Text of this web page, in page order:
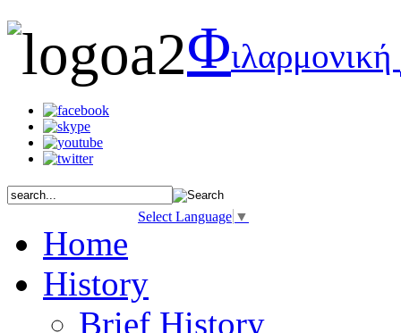
Φιλαρμονική
Select Language ▼
Home
History
Brief History